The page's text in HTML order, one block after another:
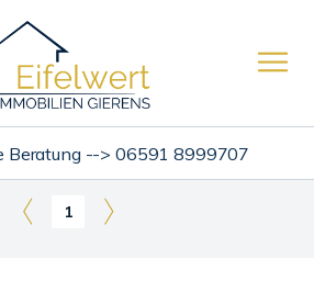
Beratung --> 06591 8999707
1